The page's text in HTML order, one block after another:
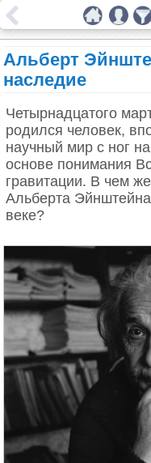
Альберт
наследие
Четырнадцатого
родился человек,
научный мир с ног
основе понимания
гравитации. В чем
Альберта
веке?